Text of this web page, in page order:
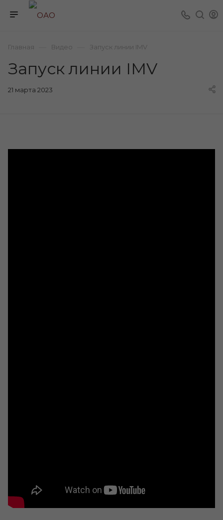
Главная Видео Запуск линии IMV
Запуск линии IMV
21 марта 2023